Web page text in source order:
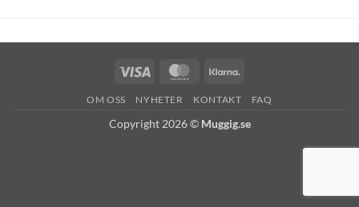
Visa MasterCard
OM OSS NYHETER KONTAKT FAQ
Copyright 2026 © Muggig.se